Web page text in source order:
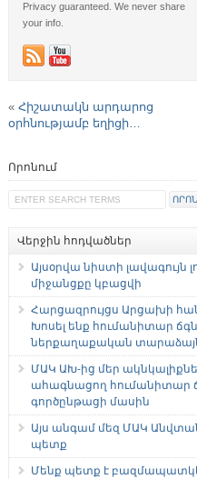
Privacy guaranteed. We never share
your info.
« Հիշատակն արդարոց
օրհնությամբ եղիցի…
Որոնում
Վերջին հոդվածներ
Այսօրվա նիստի լավագույն
միջանցքը կբացվի
Հարցազրույցս Արցախի
Խոսել ենք հումանիտար
ներքաղաքական
ՄԱԿ ԱԽ-ից մեր
ահագնացող հումանիտար
գործընթացի մասին
Այս անգամ մեզ ՄԱԿ
պետք
Մենք պետք է